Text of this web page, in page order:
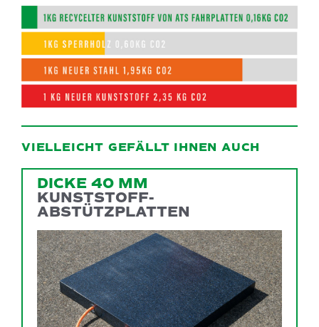
VIELLEICHT GEFÄLLT IHNEN AUCH
DICKE 40 MM
KUNSTSTOFF-
ABSTÜTZPLATTEN